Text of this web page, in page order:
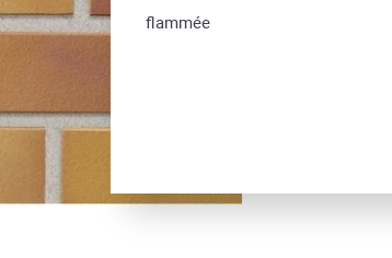
flammée